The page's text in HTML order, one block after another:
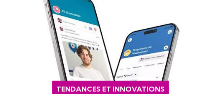
TENDANCES ET INNOVATIONS